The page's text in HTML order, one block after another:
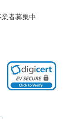
者募集中